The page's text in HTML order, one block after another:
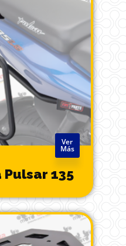
Ver
Más
135